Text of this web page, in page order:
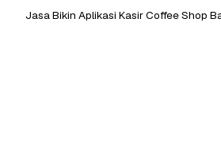
Jasa Bikin Aplikasi Kasir Coffee Shop